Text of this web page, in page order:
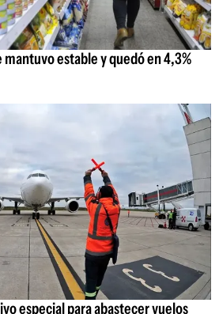
estable y quedó en 4,3%
especial para abastecer vuelos